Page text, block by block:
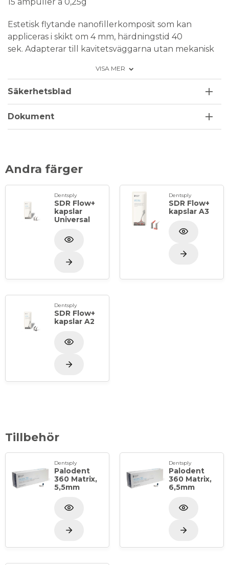
Estetisk flytande nanofillerkomposit som kan
appliceras i skikt om 4 mm, härdningstid 40
sek. Adapterar till kavitetsväggarna utan mekanisk
som förenklar appliceringen.
Radiopak.
VISA MER
Säkerhetsblad
Dokument
Andra färger
Dentsply
SDR Flow+
kapslar
Universal
Dentsply
SDR Flow+
kapslar A3
Dentsply
SDR Flow+
kapslar A2
Tillbehör
Dentsply
Palodent
360 Matrix,
5,5mm
Dentsply
Palodent
360 Matrix,
6,5mm